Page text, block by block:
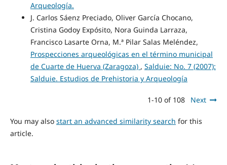
Arqueología.
J. Carlos Sáenz Preciado, Oliver García Chocano,
Cristina Godoy Expósito, Nora Guinda Larraza,
Francisco Lasarte Orna, M.ª Pilar Salas Meléndez,
Prospecciones arqueológicas en el término municipal
de Cuarte de Huerva (Zaragoza) , Salduie: No. 7 (2007):
Salduie. Estudios de Prehistoria y Arqueología
1-10 of 108 Next
You may also start an advanced similarity search for this
article.